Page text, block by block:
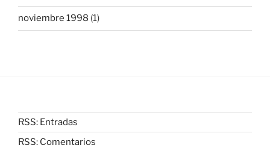
noviembre 1998 (1)
RSS: Entradas
RSS: Comentarios